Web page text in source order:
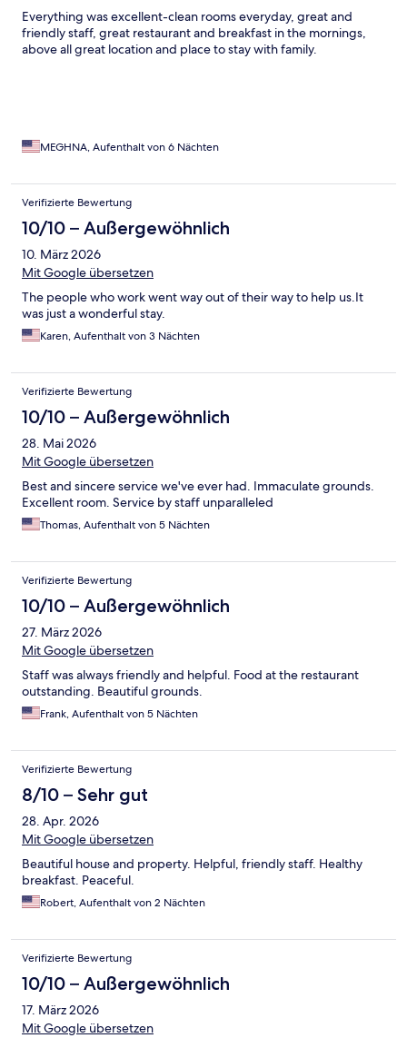
Everything was excellent-clean rooms everyday, great and
friendly staff, great restaurant and breakfast in the mornings,
above all great location and place to stay with family.
MEGHNA, Aufenthalt von 6 Nächten
Verifizierte Bewertung
10/10 – Außergewöhnlich
10. März 2026
Mit Google übersetzen
The people who work went way out of their way to help us.It
was just a wonderful stay.
Karen, Aufenthalt von 3 Nächten
Verifizierte Bewertung
10/10 – Außergewöhnlich
28. Mai 2026
Mit Google übersetzen
Best and sincere service we've ever had. Immaculate grounds.
Excellent room. Service by staff unparalleled
Thomas, Aufenthalt von 5 Nächten
Verifizierte Bewertung
10/10 – Außergewöhnlich
27. März 2026
Mit Google übersetzen
Staff was always friendly and helpful. Food at the restaurant
outstanding. Beautiful grounds.
Frank, Aufenthalt von 5 Nächten
Verifizierte Bewertung
8/10 – Sehr gut
28. Apr. 2026
Mit Google übersetzen
Beautiful house and property. Helpful, friendly staff. Healthy
breakfast. Peaceful.
Robert, Aufenthalt von 2 Nächten
Verifizierte Bewertung
10/10 – Außergewöhnlich
17. März 2026
Mit Google übersetzen